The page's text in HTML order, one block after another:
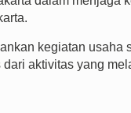
kegiatan usaha
aktivitas yang